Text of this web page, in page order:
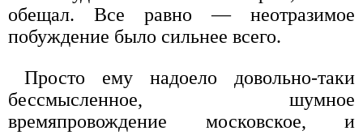
обещал. Все равно — неотразимое
побуждение было сильнее всего.
Просто ему надоело довольно-таки
бессмысленное, шумное
времяпровождение московское, и